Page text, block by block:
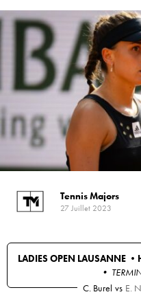
Tennis Majors
27 Juillet 2023
LADIES OPEN LAUSANNE •
•
C. Burel vs E.